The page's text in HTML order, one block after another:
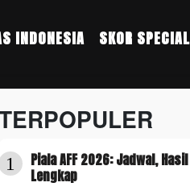
INDONESIA SKOR SPECIAL
1
Piala AFF 2026: Jadwal,
Lengkap